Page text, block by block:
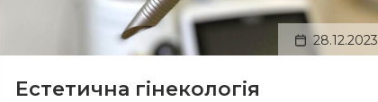
28.12.2023
Естетична гінекологія